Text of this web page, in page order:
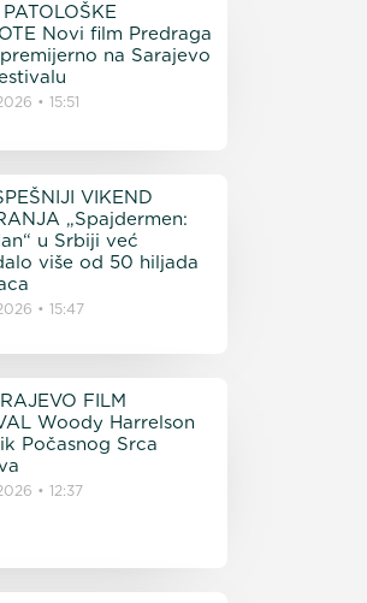
Novi film Predraga
na Sarajevo
15:51
VIKEND
„Spajdermen:
u Srbiji već
više od 50 hiljada
15:47
FILM
Woody Harrelson
Počasnog Srca
12:37